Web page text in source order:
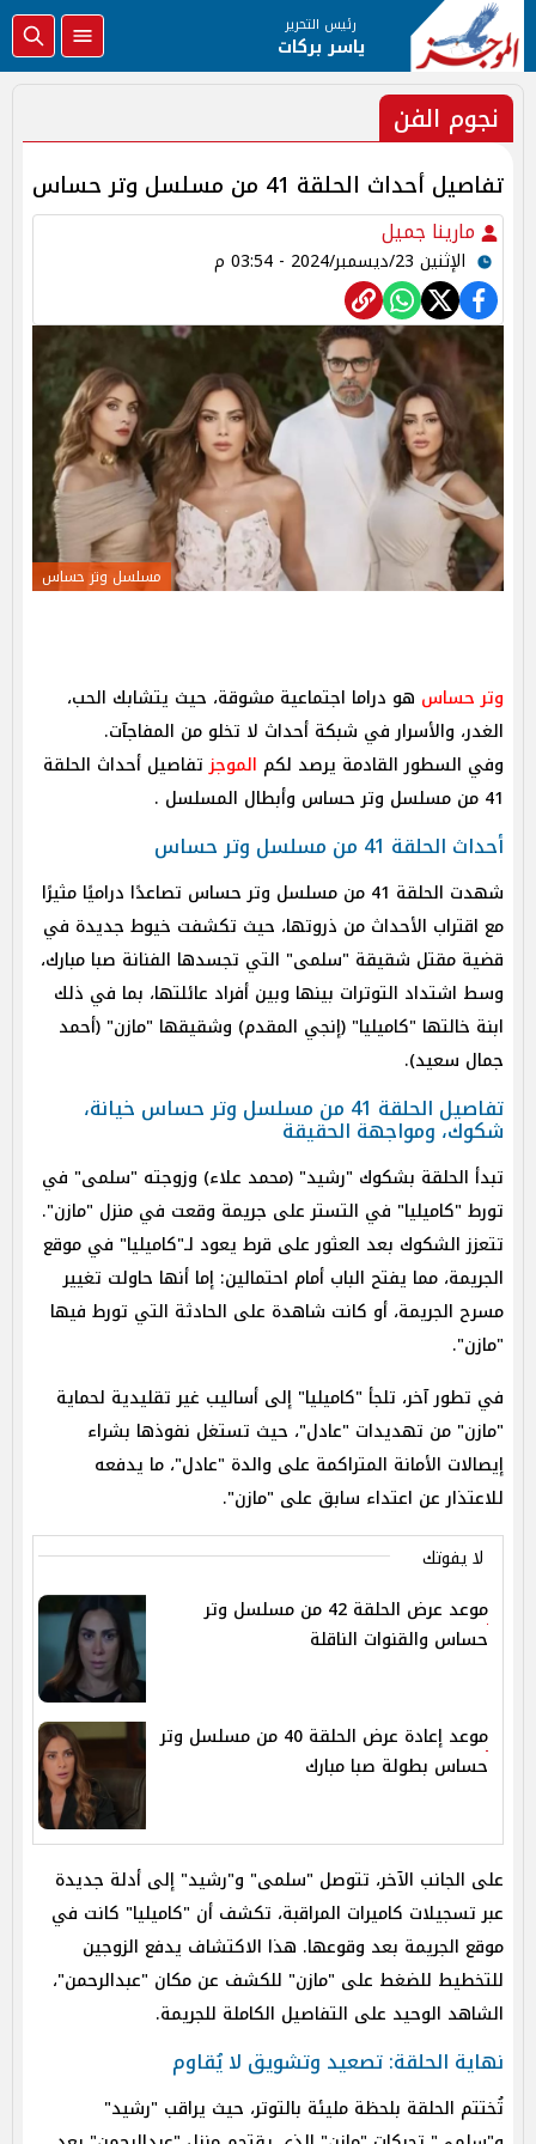
رئيس التحرير
ياسر بركات
نجوم الفن
تفاصيل أحداث الحلقة 41 من مسلسل وتر حساس
مارينا جميل
الإثنين 23/ديسمبر/2024 - 03:54 م
مسلسل وتر حساس
وتر حساس هو دراما اجتماعية مشوقة، حيث يتشابك الحب،
الغدر، والأسرار في شبكة أحداث لا تخلو من المفاجآت.
وفي السطور القادمة يرصد لكم الموجزتفاصيل أحداث الحلقة
41 من مسلسل وتر حساس وأبطال المسلسل .
أحداث الحلقة 41 من مسلسل وتر حساس
شهدت الحلقة 41 من مسلسل وتر حساس تصاعدًا دراميًا مثيرًا
مع اقتراب الأحداث من ذروتها، حيث تكشفت خيوط جديدة في
قضية مقتل شقيقة "سلمى" التي تجسدها الفنانة صبا مبارك،
وسط اشتداد التوترات بينها وبين أفراد عائلتها، بما في ذلك
ابنة خالتها "كاميليا" (إنجي المقدم) وشقيقها "مازن" (أحمد
جمال سعيد).
تفاصيل الحلقة 41 من مسلسل وتر حساس خيانة،
شكوك، ومواجهة الحقيقة
تبدأ الحلقة بشكوك "رشيد" (محمد علاء) وزوجته "سلمى" في
تورط "كاميليا" في التستر على جريمة وقعت في منزل "مازن".
تتعزز الشكوك بعد العثور على قرط يعود لـ"كاميليا" في موقع
الجريمة، مما يفتح الباب أمام احتمالين: إما أنها حاولت تغيير
مسرح الجريمة، أو كانت شاهدة على الحادثة التي تورط فيها
"مازن".
في تطور آخر، تلجأ "كاميليا" إلى أساليب غير تقليدية لحماية
"مازن" من تهديدات "عادل"، حيث تستغل نفوذها بشراء
إيصالات الأمانة المتراكمة على والدة "عادل"، ما يدفعه
للاعتذار عن اعتداء سابق على "مازن".
لا يفوتك
موعد عرض الحلقة 42 من مسلسل وتر
حساس والقنوات الناقلة
موعد إعادة عرض الحلقة 40 من مسلسل وتر
حساس بطولة صبا مبارك
على الجانب الآخر، تتوصل "سلمى" و"رشيد" إلى أدلة جديدة
عبر تسجيلات كاميرات المراقبة، تكشف أن "كاميليا" كانت في
موقع الجريمة بعد وقوعها. هذا الاكتشاف يدفع الزوجين
للتخطيط للضغط على "مازن" للكشف عن مكان "عبدالرحمن"،
الشاهد الوحيد على التفاصيل الكاملة للجريمة.
نهاية الحلقة: تصعيد وتشويق لا يُقاوم
تُختتم الحلقة بلحظة مليئة بالتوتر، حيث يراقب "رشيد"